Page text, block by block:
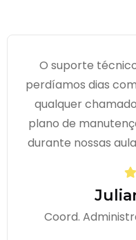
O suporte
perdíamos dias
qualquer
plano de
durante nossas
Coord.